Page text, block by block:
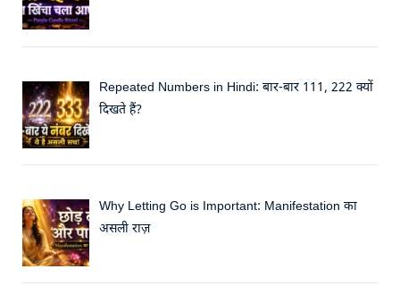
Repeated Numbers in Hindi: बार-बार 111, 222 क्यों
दिखते हैं?
Why Letting Go is Important: Manifestation का
असली राज़